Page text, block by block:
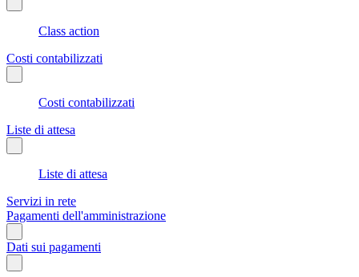
Class action
Costi contabilizzati
Costi contabilizzati
Liste di attesa
Liste di attesa
Servizi in rete
Pagamenti dell'amministrazione
Dati sui pagamenti